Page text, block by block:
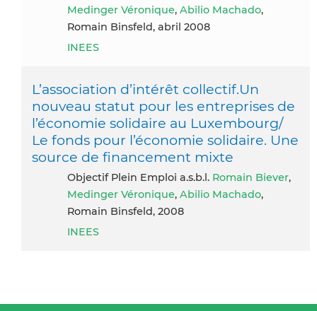
Medinger Véronique, Abilio Machado,
Romain Binsfeld, abril 2008
INEES
L’association d’intérêt collectif.Un
nouveau statut pour les entreprises de
l’économie solidaire au Luxembourg/
Le fonds pour l’économie solidaire. Une
source de financement mixte
Objectif Plein Emploi a.s.b.l. Romain Biever,
Medinger Véronique, Abilio Machado,
Romain Binsfeld, 2008
INEES